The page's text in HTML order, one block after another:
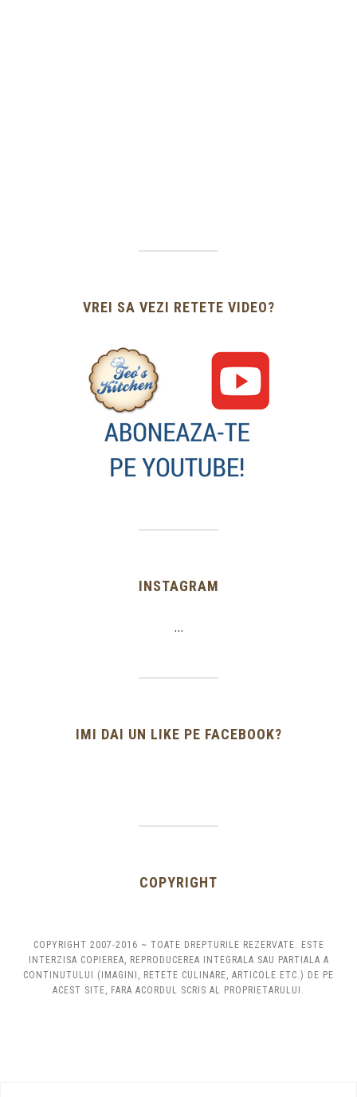
VREI SA VEZI RETETE VIDEO?
INSTAGRAM
…
IMI DAI UN LIKE PE FACEBOOK?
COPYRIGHT
COPYRIGHT 2007-2016 ~ TOATE DREPTURILE REZERVATE. ESTE
INTERZISA COPIEREA, REPRODUCEREA INTEGRALA SAU PARTIALA A
CONTINUTULUI (IMAGINI, RETETE CULINARE, ARTICOLE ETC.) DE PE
ACEST SITE, FARA ACORDUL SCRIS AL PROPRIETARULUI.